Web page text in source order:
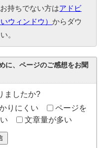
持ちでない方はアドビ
ウィンドウ）からダウ
。
に、ページのご感想をお聞
ましたか?
りにくい
ページを
文章量が多い